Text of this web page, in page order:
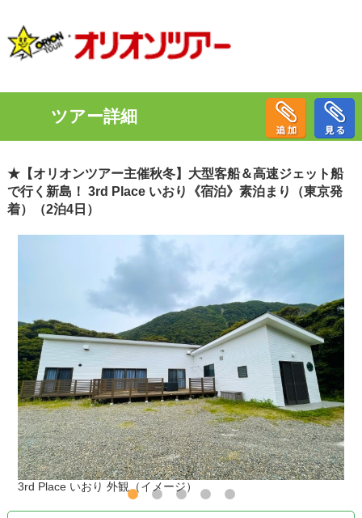
ツアー詳細
★【オリオンツアー主催秋冬】大型客船＆高速ジェット船
で行く新島！ 3rd Place いおり《宿泊》素泊まり（東京発
着）（2泊4日）
3rd Place いおり 外観（イメージ）